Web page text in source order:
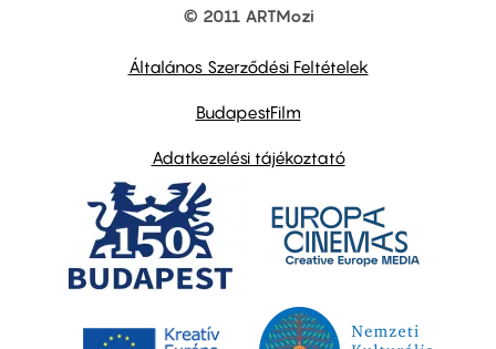
© 2011 ARTMozi
Általános Szerződési Feltételek
BudapestFilm
Adatkezelési tájékoztató